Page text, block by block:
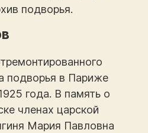
подворья.
подворья в Париже
года. В память о
членах царской
Мария Павловна